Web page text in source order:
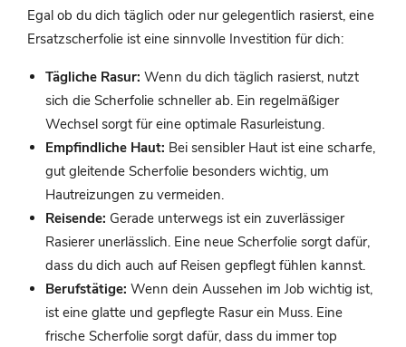
Egal ob du dich täglich oder nur gelegentlich rasierst, eine
Ersatzscherfolie ist eine sinnvolle Investition für dich:
Tägliche Rasur: Wenn du dich täglich rasierst, nutzt
sich die Scherfolie schneller ab. Ein regelmäßiger
Wechsel sorgt für eine optimale Rasurleistung.
Empfindliche Haut: Bei sensibler Haut ist eine scharfe,
gut gleitende Scherfolie besonders wichtig, um
Hautreizungen zu vermeiden.
Reisende: Gerade unterwegs ist ein zuverlässiger
Rasierer unerlässlich. Eine neue Scherfolie sorgt dafür,
dass du dich auch auf Reisen gepflegt fühlen kannst.
Berufstätige: Wenn dein Aussehen im Job wichtig ist,
ist eine glatte und gepflegte Rasur ein Muss. Eine
frische Scherfolie sorgt dafür, dass du immer top